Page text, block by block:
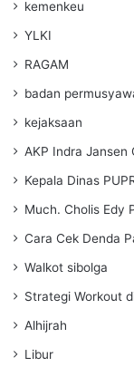
kemenkeu
YLKI
RAGAM
badan
kejaksaan
AKP Indra Jansen
Kepala Dinas
Much. Cholis Edy
Cara Cek Denda
Walkot sibolga
Strategi Workout
Alhijrah
Libur